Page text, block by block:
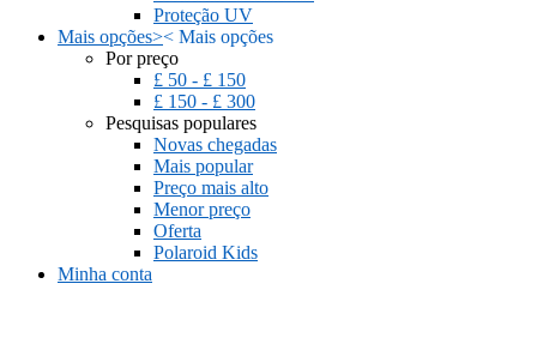
Proteção UV
Mais opções>< Mais opções
Por preço
£ 50 - £ 150
£ 150 - £ 300
Pesquisas populares
Novas chegadas
Mais popular
Preço mais alto
Menor preço
Oferta
Polaroid Kids
Minha conta